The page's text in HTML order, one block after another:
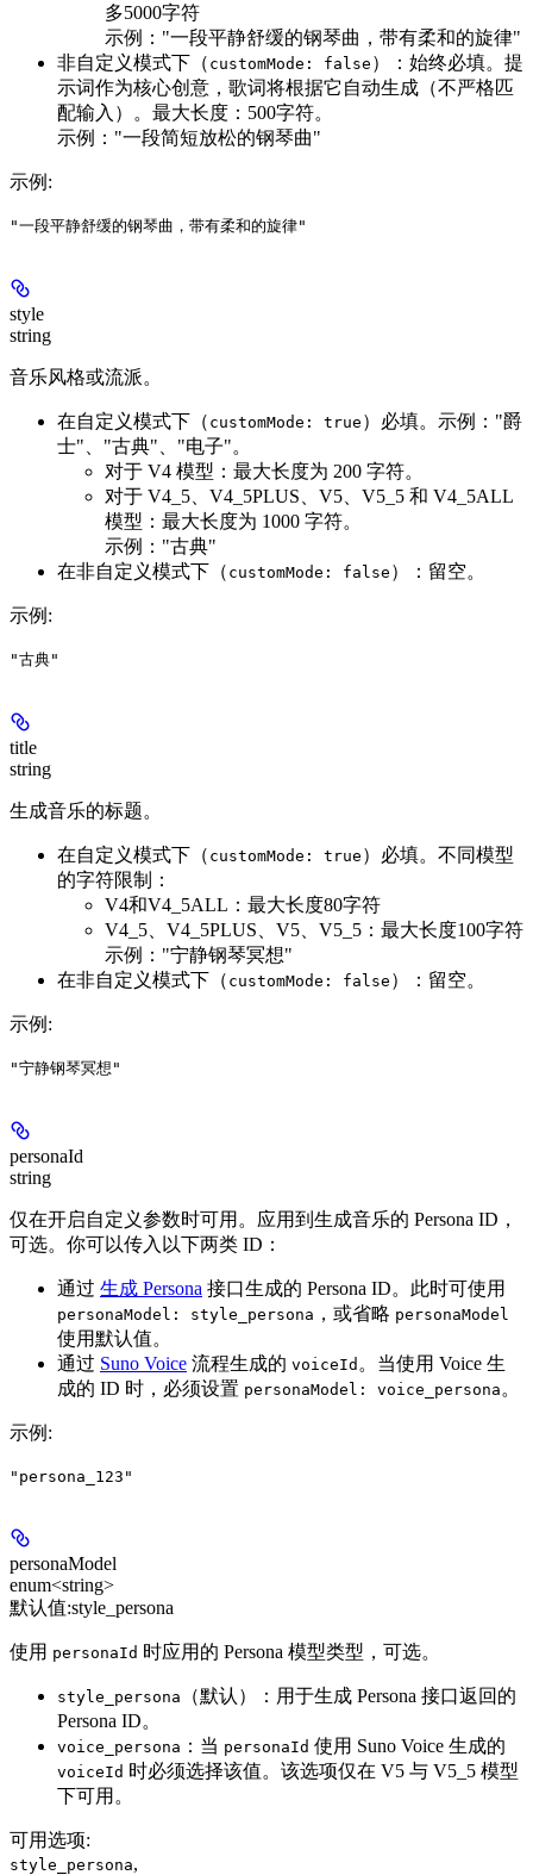
多5000字符
示例："一段平静舒缓的钢琴曲，带有柔和的旋律"
非自定义模式下（ customMode: false ）：始终必填。提
示词作为核心创意，歌词将根据它自动生成（不严格匹
配输入）。最大长度：500字符。
示例："一段简短放松的钢琴曲"
示例 :
"一段平静舒缓的钢琴曲，带有柔和的旋律"
style
string
音乐风格或流派。
在自定义模式下（ customMode: true ）必填。示例："爵
士"、"古典"、"电子"。
对于 V4 模型：最大长度为 200 字符。
对于 V4_5、V4_5PLUS、V5、V5_5 和 V4_5ALL
模型：最大长度为 1000 字符。
示例："古典"
在非自定义模式下（ customMode: false ）：留空。
示例 :
"古典"
title
string
生成音乐的标题。
在自定义模式下（ customMode: true ）必填。不同模型
的字符限制：
V4和V4_5ALL ：最大长度80字符
V4_5、V4_5PLUS、V5、V5_5 ：最大长度100字符
示例："宁静钢琴冥想"
在非自定义模式下（ customMode: false ）：留空。
示例 :
"宁静钢琴冥想"
personaId
string
仅在开启自定义参数时可用。应用到生成音乐的 Persona ID，
可选。你可以传入以下两类 ID：
通过 生成 Persona 接口生成的 Persona ID。此时可使用
personaModel: style_persona ，或省略 personaModel
使用默认值。
通过 Suno Voice 流程生成的 voiceId 。当使用 Voice 生
成的 ID 时，必须设置 personaModel: voice_persona 。
示例 :
"persona_123"
personaModel
enum<string>
默认值:style_persona
使用 personaId 时应用的 Persona 模型类型，可选。
style_persona
（默认）：用于生成 Persona 接口返回的
Persona ID。
voice_persona ：当 personaId 使用 Suno Voice 生成的
voiceId 时必须选择该值。该选项仅在 V5 与 V5_5 模型
下可用。
可用选项:
style_persona,